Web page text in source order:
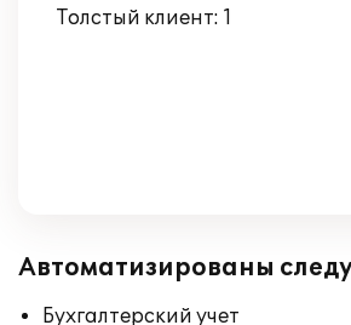
Толстый клиент: 1
Автоматизированы
Бухгалтерский учет